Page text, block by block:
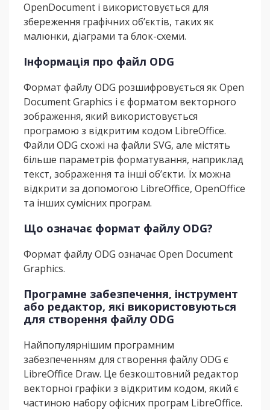
OpenDocument і використовується для
збереження графічних об’єктів, таких як
малюнки, діаграми та блок-схеми.
Інформація про файл ODG
Формат файлу ODG розшифровується як Open
Document Graphics і є форматом векторного
зображення, який використовується
програмою з відкритим кодом LibreOffice.
Файли ODG схожі на файли SVG, але містять
більше параметрів форматування, наприклад
текст, зображення та інші об’єкти. Їх можна
відкрити за допомогою LibreOffice, OpenOffice
та інших сумісних програм.
Що означає формат файлу ODG?
Формат файлу ODG означає Open Document
Graphics.
Програмне забезпечення, інструмент
або редактор, які використовуються
для створення файлу ODG
Найпопулярнішим програмним
забезпеченням для створення файлу ODG є
LibreOffice Draw. Це безкоштовний редактор
векторної графіки з відкритим кодом, який є
частиною набору офісних програм LibreOffice.